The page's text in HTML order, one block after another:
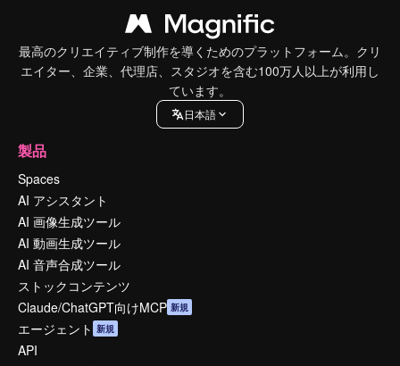
最高のクリエイティブ制作を導くためのプラットフォーム。クリ
エイター、企業、代理店、スタジオを含む100万人以上が利用し
ています。
日本語
製品
Spaces
AI アシスタント
AI 画像生成ツール
AI 動画生成ツール
AI 音声合成ツール
ストックコンテンツ
Claude/ChatGPT向けMCP 新規
エージェント 新規
API